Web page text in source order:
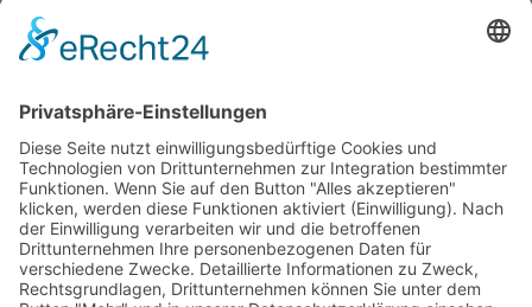
Aktuelle Artikel
Steigerungsläufe machen schneller (inkl. Video)
Halbmarathon-Trainingsplan für „Anfänger“
Plank-Challenge: Deine persönliche Herausforderung
Grundlagentraining Laufen oder der Beginn der neuen
Laufsaison
Fitnessband Übungen für mehr Kraft
Langsam Laufen im Training
Mit Treppentraining und Treppenlaufen zu Ausdauer und
Kraft
Lauftraining: Fahrtspiel
Lauftempo steigern und verbessern